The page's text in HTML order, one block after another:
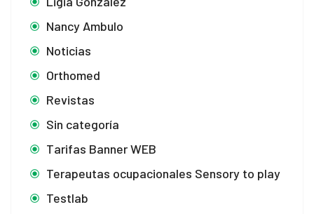
Nancy Ambulo
Noticias
Orthomed
Revistas
Sin categoría
Tarifas Banner WEB
Terapeutas ocupacionales Sensory to play
Testlab